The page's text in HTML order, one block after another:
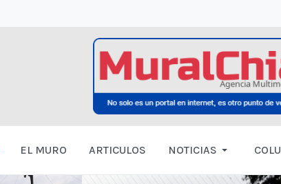
EL MURO ARTICULOS NOTICIAS